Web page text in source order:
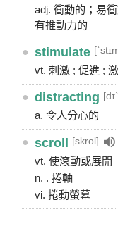
adj. 衝動的；易
有推動力的
● stimulate
vt. 刺激 ; 促進 ;
● distracting
a. 令人分心的
● scroll [skrol]
vt. 使滾動或展開
n. . 捲軸
vi. 捲動螢幕